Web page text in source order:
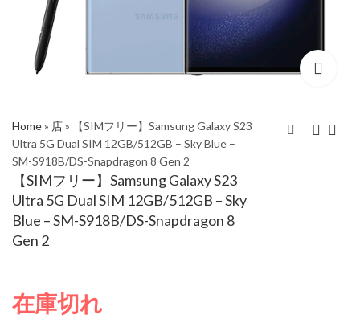
Home» 店»
【SIMフリー】Samsung Galaxy S23
Ultra 5G Dual SIM 12GB/512GB – Sky Blue –
SM-S918B/DS-Snapdragon 8 Gen 2
【SIMフリー】Samsung Galaxy S23
Ultra 5G Dual SIM 12GB/512GB – Sky
Blue – SM-S918B/DS-Snapdragon 8
Gen 2
【SIMフリー】
Samsung Galaxy S23
Ultra 5G Dual SIM
12GB/512GB – Red –
【SIMフリー】
Samsung Galaxy S23
Plus 5G Dual SIM
8GB/256GB-Phantom
¥ 166,379
在庫切れ